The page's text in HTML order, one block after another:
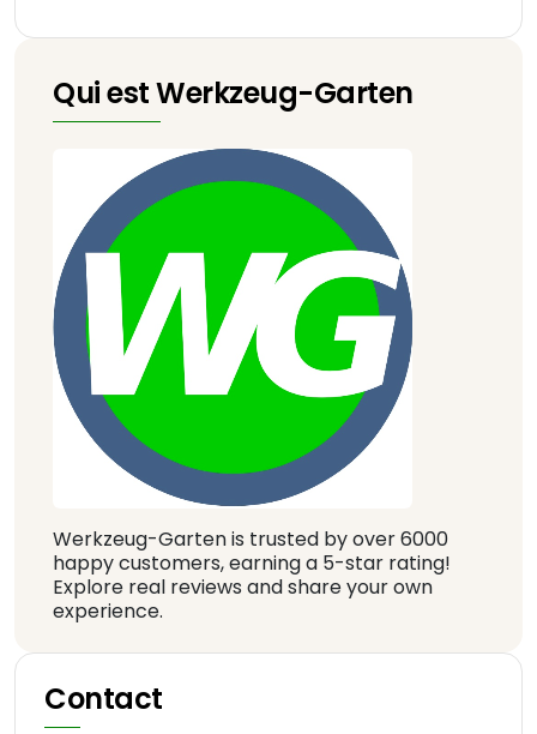
Qui est Werkzeug-Garten
Werkzeug-Garten is trusted by over 6000
happy customers, earning a 5-star rating!
Explore real reviews and share your own
experience.
Contact